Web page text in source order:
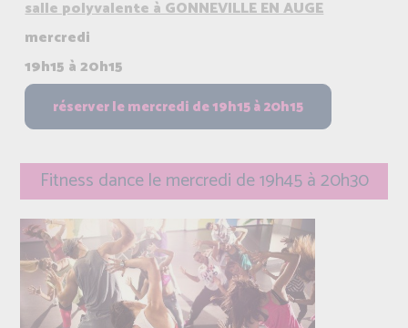
salle polyvalente à GONNEVILLE EN AUGE
mercredi
19h15 à 20h15
Fitness dance le mercredi de 19h45 à 20h30